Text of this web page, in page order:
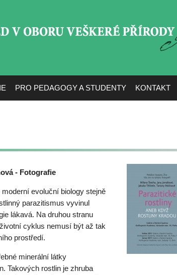
PRO PEDAGOGY A STUDENTY KONTAKT
- Fotografie
moderní evoluční biology stejně
parazitismus vyvinul
lákavá. Na druhou stranu
cyklus nemusí být až tak
prostředí.
minerální látky
Takových rostlin je zhruba